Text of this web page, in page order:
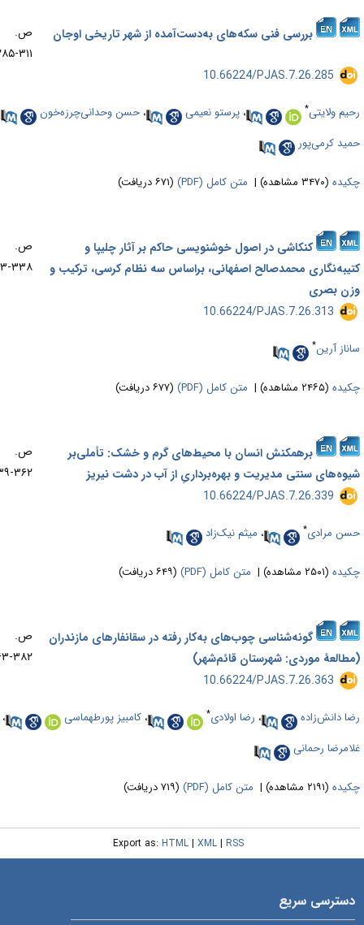
بررسی فنی سکه‌های به‌دست‌آمده از شهر تاریخی اوجان
ص.
۳۱۱-۲۸۵
‎ 10.66224/PJAS.7.26.285
ولایتی* ،پرستو نعیمی ،حسن وحدانی‌چرزه‌خون
،
کرمی‌پور
(۳۴۷۰ مشاهده) | متن کامل (PDF) (۶۷۱ دریافت)
کنکاشی در اصول خوشنویسی حاکم بر آثار چلیپا و
محمدصالح اصفهانی، براساس سه نظام کرسی، ترکیب و
بصری
ص.
۳۳۸-۳۱۳
‎ 10.66224/PJAS.7.26.313
آرین*
(۲۴۶۵ مشاهده) | متن کامل (PDF) (۶۷۷ دریافت)
برهمکنش انسان با محیط‌های گرم و خشک: تأملی‌بر
سنتی مدیریت و بهره‌برداریِ از آب در دشت نیریز
ص.
۳۶۲-۳۳۹
‎ 10.66224/PJAS.7.26.339
مرادی* ،میثم نیک‌زاد
(۲۵۰۱ مشاهده) | متن کامل (PDF) (۶۴۹ دریافت)
گو‌نه‌‌شناسی‌‌ چوب‌های به‌کار رفته در سقانفارهای مازندران
موردی: شهرستان قائم‌شهر)
ص.
۳۸۲-۳۶۳
‎ 10.66224/PJAS.7.26.363
دانش‌زاده ،رضا اولادی* ،کامبیز پورطهماسی
،
رحمانی
(۲۱۹۱ مشاهده) | متن کامل (PDF) (۷۱۹ دریافت)
Export as:HTML|XML|RSS
سریع